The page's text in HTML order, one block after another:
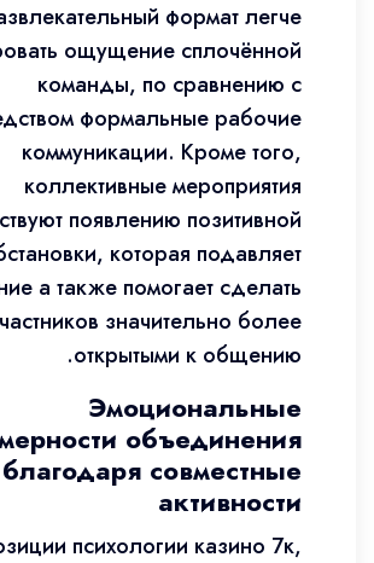
формат легче
ощущение сплочённой
команды, по сравнению с
формальные рабочие
коммуникации. Кроме того,
коллективные мероприятия
появлению позитивной
которая подавляет
а также помогает сделать
значительно более
открытыми к общению.
Эмоциональные
объединения
благодаря совместные
активности
психологии казино 7к,